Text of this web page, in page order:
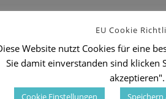
EU Cookie
Website nutzt Cookies für eine
Sie damit einverstanden sind klicken
akzeptieren".
Cookie Einstellungen